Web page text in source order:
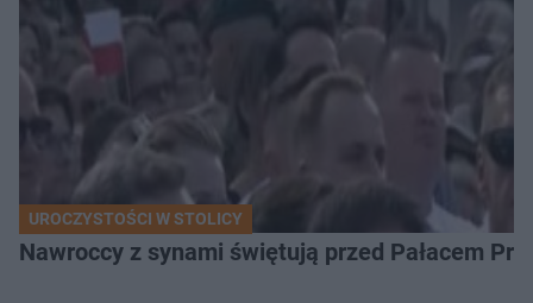
UROCZYSTOŚCI W STOLICY
Nawroccy z synami świętują przed Pałacem